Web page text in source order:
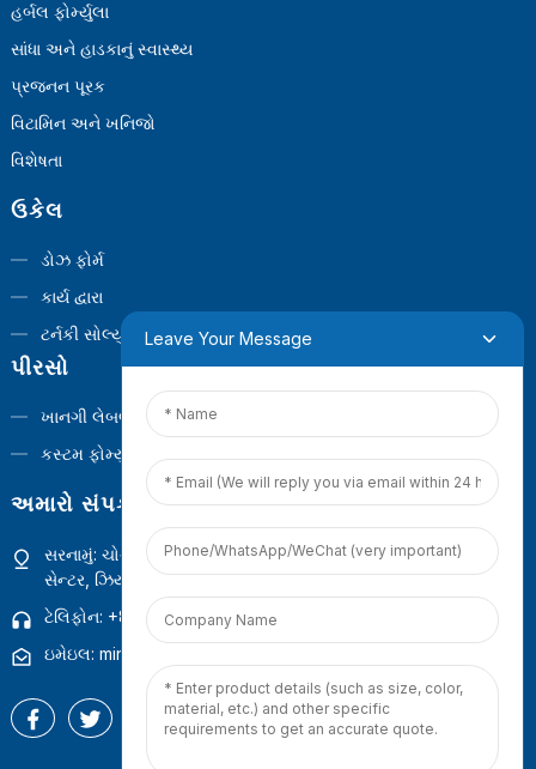
હર્બલ ફોર્મ્યુલા
સાંધા અને હાડકાનું સ્વાસ્થ્ય
પ્રજનન પૂરક
વિટામિન અને ખનિજો
વિશેષતા
ઉકેલ
ડોઝ ફોર્મ
કાર્ય દ્વારા
ટર્નકી સોલ્યુશન્સ
પીરસો
ખાનગી લેબલ
કસ્ટમ ફોર્મ્યુલા
અમારો સંપર્ક કરો
સરનામું: ચોથો માળ, બિલ્ડીંગ 1, ગુઆનયિનશાન કોમર્શિયલ ઓપરેશન
સેન્ટર, ઝિયામેન, ફુજિયન, ચીન
ટેલિફોન: +86 18965423693
ઇમેઇલ: mina.cao@foxmail.com
Leave Your Message